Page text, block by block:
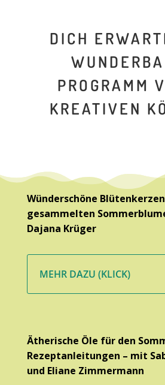
DICH
PROGRAMM
KREATIVEN
Wünderschöne
gesammelten
Dajana Krüger
MEHR DAZU (KLICK)
Ätherische Öle für den
Rezeptanleitungen – mit
und Eliane Zimmermann